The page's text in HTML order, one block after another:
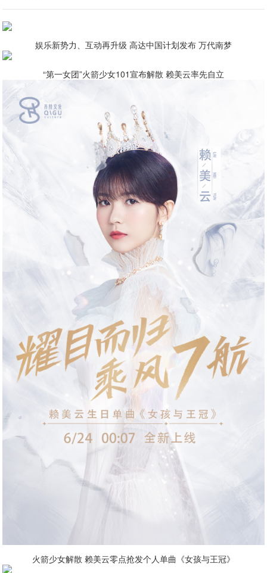
娱乐新势力、互动再升级 高达中国计划发布 万代南梦
“第一女团”火箭少女101宣布解散 赖美云率先自立
火箭少女解散 赖美云零点抢发个人单曲《女孩与王冠》